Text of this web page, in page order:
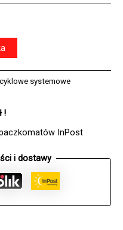
systemowe
!
InPost
i dostawy